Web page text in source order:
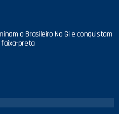
o Brasileiro No Gi e conquistam
preta